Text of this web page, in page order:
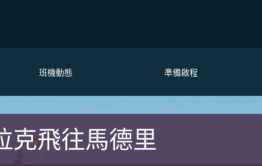
班機動態 準備啟程
克飛往馬德里